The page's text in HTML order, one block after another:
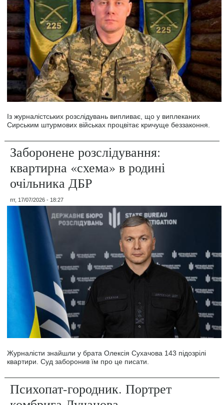
Із журналістських розслідувань випливає, що у виплеканих
Сирським штурмових військах процвітає кричуще беззаконня.
Заборонене розслідування:
квартирна «схема» в родині
очільника ДБР
пт, 17/07/2026 - 18:27
Журналісти знайшли у брата Олексія Сухачова 143 підозрілі
квартири. Суд заборонив їм про це писати.
Психопат-городник. Портрет